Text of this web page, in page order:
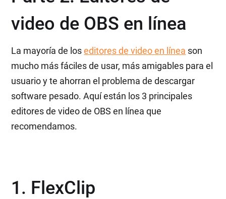
video de OBS en línea
La mayoría de loseditores de video en línea son
mucho más fáciles de usar, más amigables para el
usuario y te ahorran el problema de descargar
software pesado. Aquí están los 3 principales
editores de video de OBS en línea que
recomendamos.
1. FlexClip